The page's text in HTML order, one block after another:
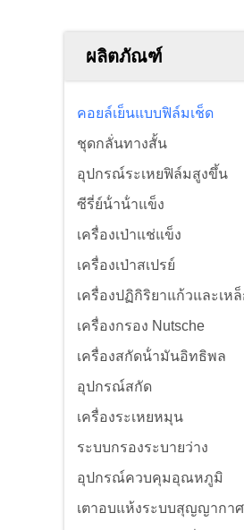
ผลิตภัณฑ์
คอยล์เย็นแบบฟิล์มเช็ด
ชุดกลั่นทางสั้น
อุปกรณ์ระเหยฟิล์มสูงขึ้น
ซีรี่ย์น้ําน้ําแข็ง
เครื่องเป่าแช่แข็ง
เครื่องเป่าสเปรย์
เครื่องปฏิกิริยาแก้วและเห
เครื่องกรอง Nutsche
เครื่องสกัดน้ํามันอิทธิพล
อุปกรณ์สกัด
เครื่องระเหยหมุน
ระบบกรองระบายว่าง
อุปกรณ์ควบคุมอุณหภูมิ
เตาอบแห้งระบบสุญญากาศ